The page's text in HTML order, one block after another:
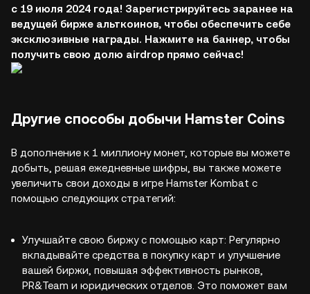
с 19 июля 2024 года! Зарегистрируйтесь заранее на
ведущей бирже альткоинов, чтобы обеспечить себе
эксклюзивные награды. Нажмите на баннер, чтобы
получить свою долю airdrop прямо сейчас!
Другие способы добычи Hamster Coins
В дополнение к 1 миллиону монет, которые вы можете
добыть, решая ежедневные шифры, вы также можете
увеличить свои доходы в игре Hamster Kombat с
помощью следующих стратегий:
Улучшайте свою биржу с помощью карт: Регулярно
вкладывайте средства в покупку карт и улучшение
вашей биржи, повышая эффективность рынков,
PR&Team и юридических отделов. Это поможет вам